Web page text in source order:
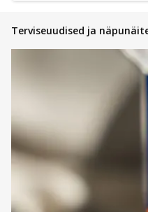
Terviseuudised ja